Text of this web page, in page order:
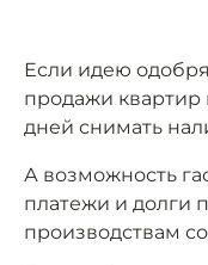
Если идею
продажи квартир
дней снимать
А возможность
платежи и долги
производствам